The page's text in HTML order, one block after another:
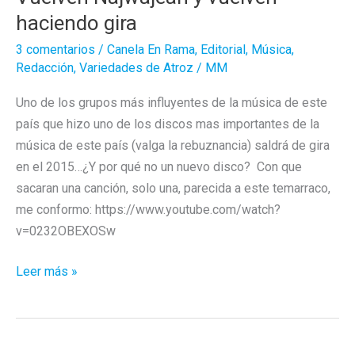
haciendo gira
3 comentarios / Canela En Rama, Editorial, Música,
Redacción, Variedades de Atroz / MM
Uno de los grupos más influyentes de la música de este
país que hizo uno de los discos mas importantes de la
música de este país (valga la rebuznancia) saldrá de gira
en el 2015…¿Y por qué no un nuevo disco? Con que
sacaran una canción, solo una, parecida a este temarraco,
me conformo: https://www.youtube.com/watch?
v=0232OBEXOSw
Vuelven
Leer más »